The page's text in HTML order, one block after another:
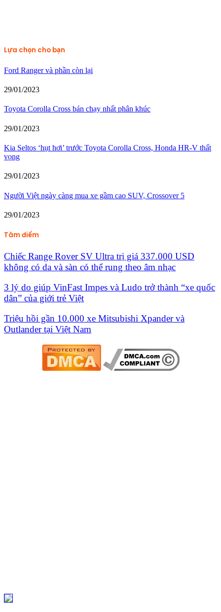
Lựa chọn cho bạn
Ford Ranger và phần còn lại
29/01/2023
Toyota Corolla Cross bán chạy nhất phân khúc
29/01/2023
Kia Seltos ‘hụt hơi’ trước Toyota Corolla Cross, Honda HR-V thất
vọng
29/01/2023
Người Việt ngày càng mua xe gầm cao SUV, Crossover 5
29/01/2023
Tâm điểm
Chiếc Range Rover SV Ultra trị giá 337.000 USD
không có da và sàn có thể rung theo âm nhạc
3 lý do giúp VinFast Impes và Ludo trở thành “xe quốc
dân” của giới trẻ Việt
Triệu hồi gần 10.000 xe Mitsubishi Xpander và
Outlander tại Việt Nam